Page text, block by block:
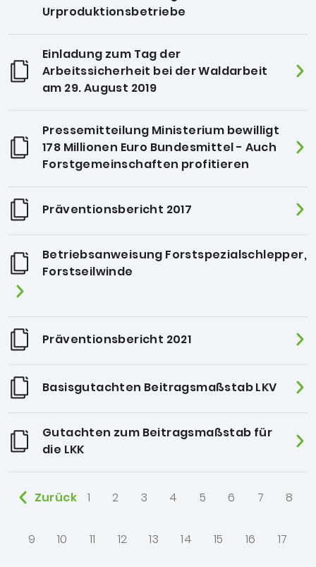
Urproduktionsbetriebe
Einladung zum Tag der
Arbeitssicherheit bei der Waldarbeit
am 29. August 2019
Pressemitteilung Ministerium bewilligt
178 Millionen Euro Bundesmittel - Auch
Forstgemeinschaften profitieren
Präventionsbericht 2017
Betriebsanweisung Forstspezialschlepper,
Forstseilwinde
Präventionsbericht 2021
Basisgutachten Beitragsmaßstab LKV
Gutachten zum Beitragsmaßstab für
die LKK
Zurück 1 2 3 4 5 6 7 8
9 10 11 12 13 14 15 16 17